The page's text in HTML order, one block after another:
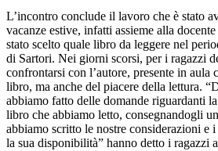
L’incontro conclude il lavoro che è stato
vacanze estive, infatti assieme alla
stato scelto quale libro da leggere nel
di Sartori. Nei giorni scorsi, per i ragazzi
confrontarsi con l’autore, presente in aula
libro, ma anche del piacere della lettura.
abbiamo fatto delle domande riguardanti
libro che abbiamo letto, consegnandogli
abbiamo scritto le nostre considerazioni e
la sua disponibilità” hanno detto i ragazzi